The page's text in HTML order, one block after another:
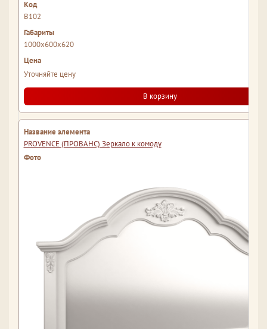
В102
1000x600x620
Уточняйте цену
В корзину
PROVENCE (ПРОВАНС) Зеркало к комоду